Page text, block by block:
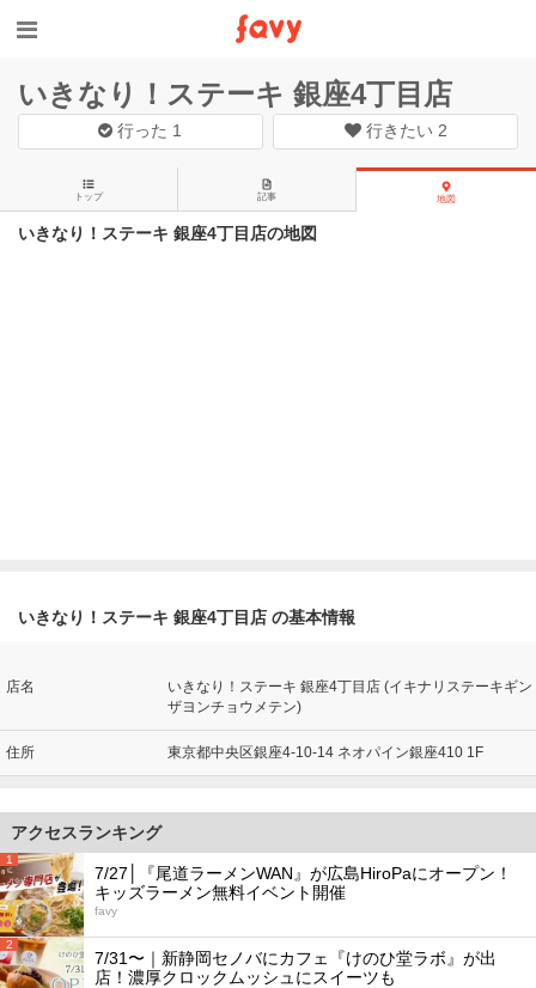
いきなり！ステーキ 銀座4丁目店
行った 1 行きたい 2
トップ 記事 地図
いきなり！ステーキ 銀座4丁目店の地図
いきなり！ステーキ 銀座4丁目店 の基本情報
店名
いきなり！ステーキ 銀座4丁目店 (イキナリステーキギン
ザヨンチョウメテン)
住所 東京都中央区銀座4-10-14 ネオパイン銀座410 1F
アクセスランキング
1
7/27│『尾道ラーメンWAN』が広島HiroPaにオープン！
キッズラーメン無料イベント開催
favy
2
7/31〜｜新静岡セノバにカフェ『けのひ堂ラボ』が出
店！濃厚クロックムッシュにスイーツも